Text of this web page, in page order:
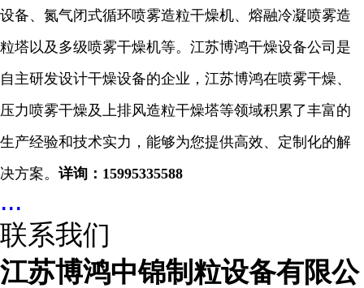
设备、氮气闭式循环喷雾造粒干燥机、熔融冷凝喷雾造
粒塔以及多级喷雾干燥机等。江苏博鸿干燥设备公司是
自主研发设计干燥设备的企业，江苏博鸿在喷雾干燥、
压力喷雾干燥及上排风造粒干燥塔等领域积累了丰富的
生产经验和技术实力，能够为您提供高效、定制化的解
决方案。 详询： 15995335588
...
联系我们
江苏博鸿中锦制粒设备有限公